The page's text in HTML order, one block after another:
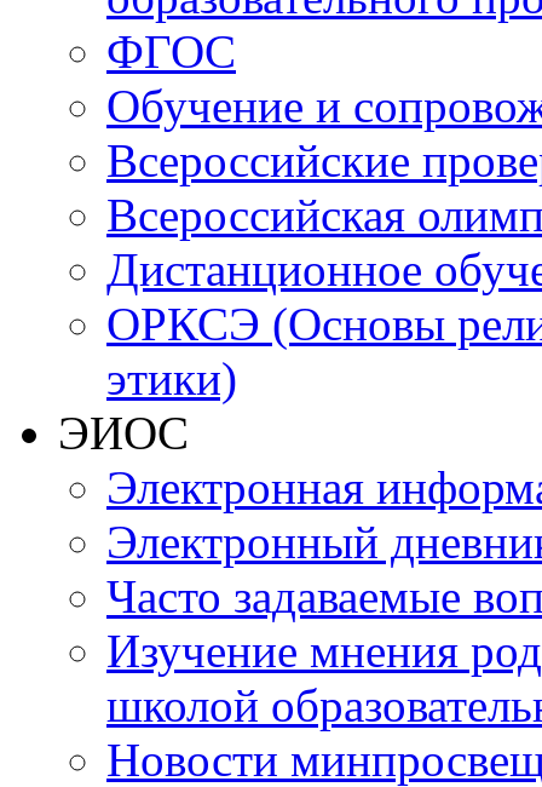
ФГОС
Обучение и
Всероссийские
Всероссийская
Дистанционное
ОРКСЭ (Основы
этики)
ЭИОС
Электронная
Электронный
Часто задаваемые
Изучение мнения
школой
Новости